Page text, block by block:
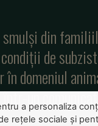
smulși din
de
în domeniul
un
a personaliza
rețele sociale și